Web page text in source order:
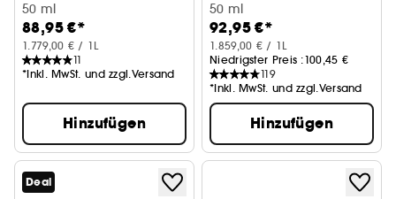
50 ml
88,95 €*
1.779,00 € / 1L
11
*Inkl. MwSt. und zzgl.Versand
Hinzufügen
50 ml
92,95 €*
1.859,00 € / 1L
Niedrigster Preis :100,45 €
119
*Inkl. MwSt. und zzgl.Versand
Hinzufügen
Deal